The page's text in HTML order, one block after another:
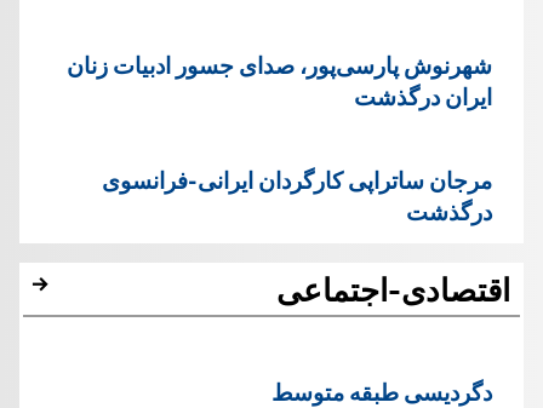
شهرنوش پارسی‌پور، صدای جسور ادبیات زنان
ایران درگذشت
مرجان ساتراپی کارگردان ایرانی-فرانسوی
درگذشت
اقتصادی-اجتماعی
دگردیسی طبقه متوسط